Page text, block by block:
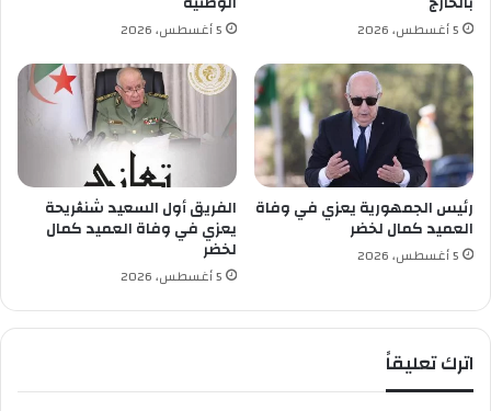
ا
ر
ي
ل
ك
ر
ا
ء
5 أغسطس، 2026 5 أغسطس، 2026
رئيس الجمهورية يعزي في وفاة
العميد كمال لخضر
5 أغسطس، 2026
الفريق أول السعيد شنڨريحة
يعزي في وفاة العميد كمال
لخضر
5 أغسطس، 2026
اترك تعليقاً